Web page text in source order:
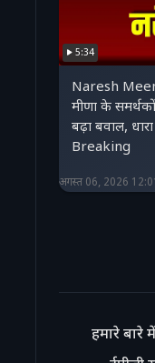
5:34
Naresh
मीणा के
बढ़ा बवाल,
Breaking
अगस्त 06, 2026
हमारे बारे में